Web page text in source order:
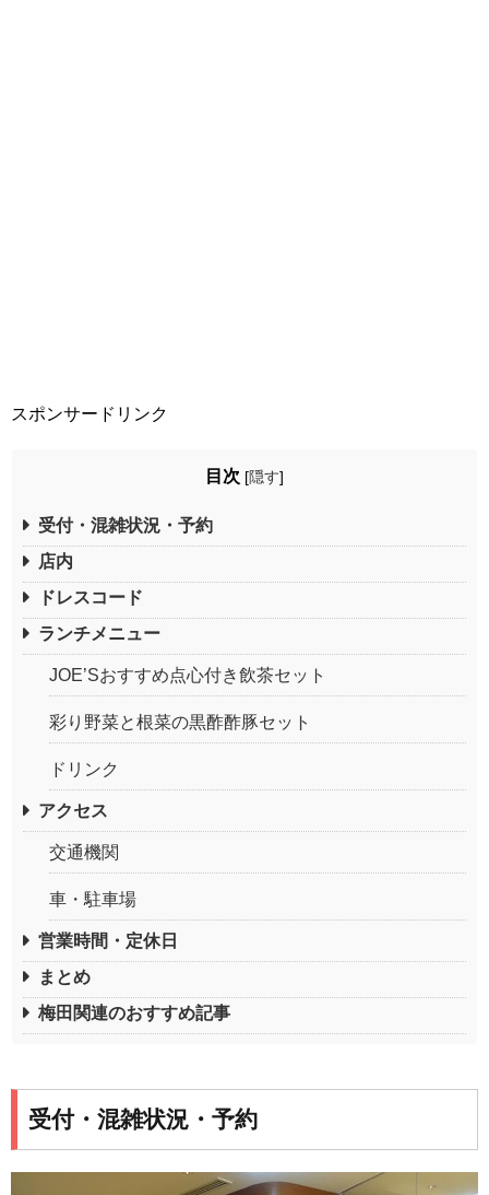
スポンサードリンク
目次 [隠す]
受付・混雑状況・予約
店内
ドレスコード
ランチメニュー
JOE’Sおすすめ点心付き飲茶セット
彩り野菜と根菜の黒酢酢豚セット
ドリンク
アクセス
交通機関
車・駐車場
営業時間・定休日
まとめ
梅田関連のおすすめ記事
受付・混雑状況・予約